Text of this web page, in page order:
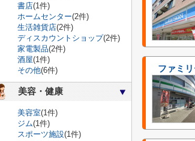
ファミ
書店(1件)
ホームセンター(2件)
生活雑貨店(2件)
ディスカウントショップ(2件)
家電製品(2件)
酒屋(1件)
その他(6件)
美容・健康
美容室(1件)
ジム(1件)
スポーツ施設(1件)